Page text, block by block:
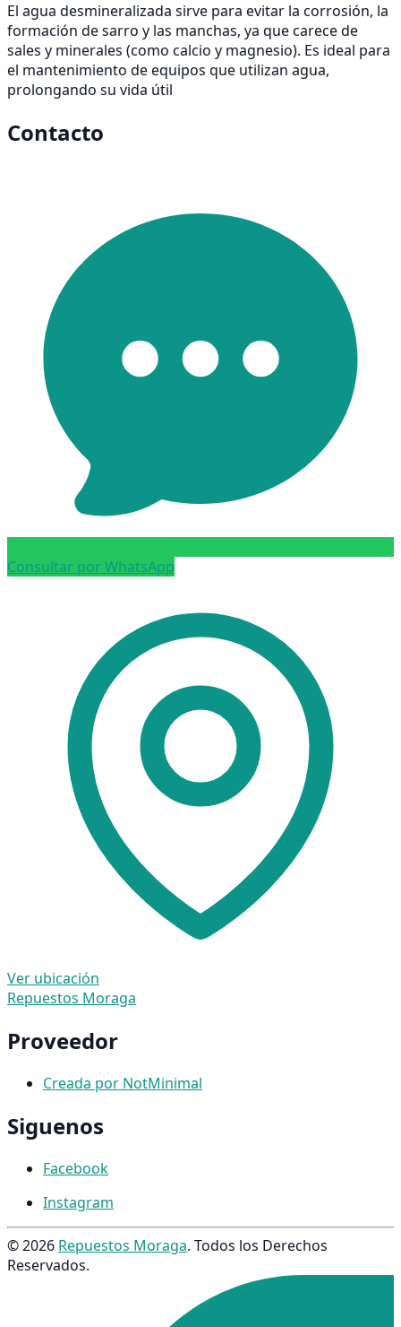
El agua desmineralizada sirve para evitar la corrosión, la
formación de sarro y las manchas, ya que carece de
sales y minerales (como calcio y magnesio). Es ideal para
el mantenimiento de equipos que utilizan agua,
prolongando su vida útil
Contacto
Consultar por WhatsApp
Ver ubicación
Repuestos Moraga
Proveedor
Creada por NotMinimal
Siguenos
Facebook
Instagram
© 2026 Repuestos Moraga. Todos los Derechos
Reservados.